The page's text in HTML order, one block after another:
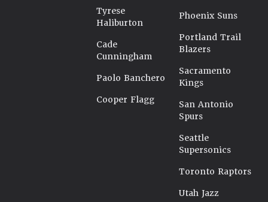
Tyrese
Haliburton
Cade
Cunningham
Paolo Banchero
Cooper Flagg
Phoenix Suns
Portland Trail
Blazers
Sacramento
Kings
San Antonio
Spurs
Seattle
Supersonics
Toronto Raptors
Utah Jazz